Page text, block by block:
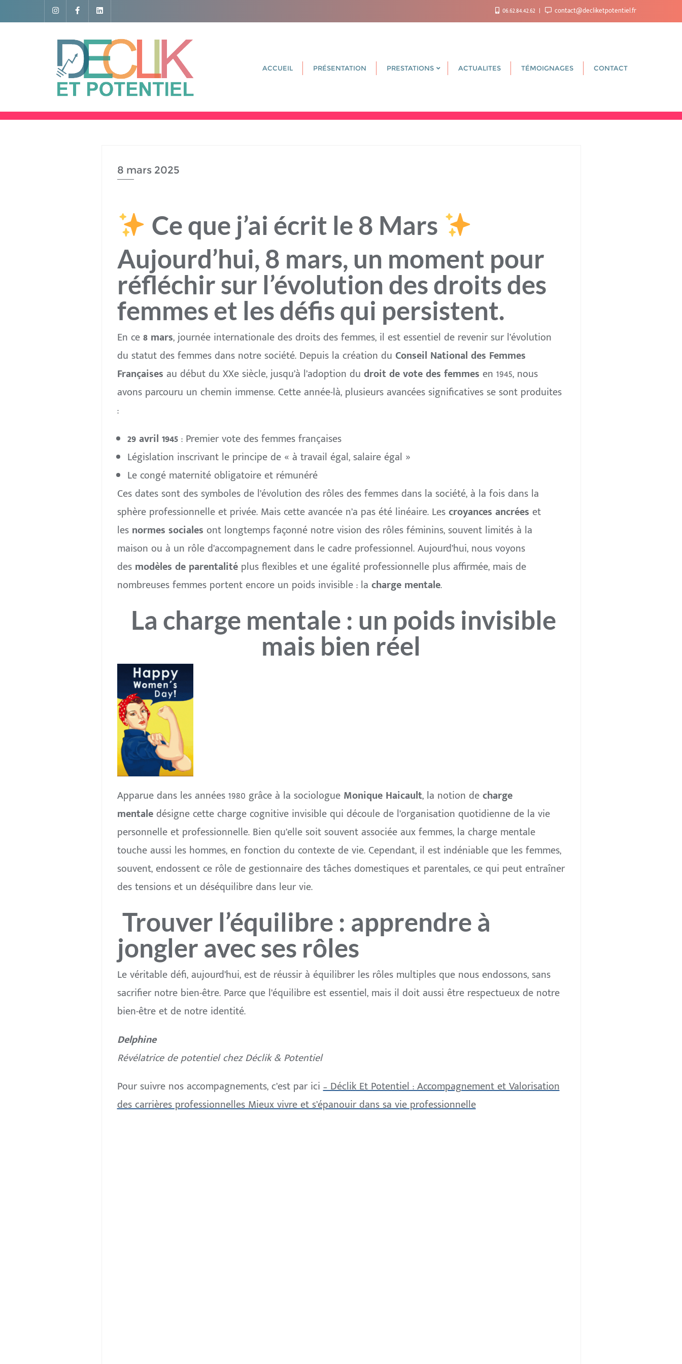
06.62.84.42.62 contact@decliketpotentiel.fr
ACCUEIL PRÉSENTATION PRESTATIONS ACTUALITES TÉMOIGNAGES CONTACT
8 mars 2025
Ce que j’ai écrit le 8 Mars
Aujourd’hui, 8 mars, un moment pour
réfléchir sur l’évolution des droits des
femmes et les défis qui persistent.
En ce8 mars, journée internationale des droits des femmes, il est essentiel de revenir sur l’évolution
du statut des femmes dans notre société. Depuis la création du Conseil National des Femmes
Françaises au début du XXe siècle, jusqu’à l’adoption du droit de vote des femmes en 1945, nous
avons parcouru un chemin immense. Cette année-là, plusieurs avancées significatives se sont produites
:
29 avril 1945: Premier vote des femmes françaises
Législation inscrivant le principe de « à travail égal, salaire égal »
Le congé maternité obligatoire et rémunéré
Ces dates sont des symboles de l’évolution des rôles des femmes dans la société, à la fois dans la
sphère professionnelle et privée. Mais cette avancée n’a pas été linéaire. Lescroyances ancrées et
les normes sociales ont longtemps façonné notre vision des rôles féminins, souvent limités à la
maison ou à un rôle d’accompagnement dans le cadre professionnel. Aujourd’hui, nous voyons
des modèles de parentalitéplus flexibles et une égalité professionnelle plus affirmée, mais de
nombreuses femmes portent encore un poids invisible : la charge mentale.
La charge mentale : un poids invisible
mais bien réel
Apparue dans les années 1980 grâce à la sociologue Monique Haicault, la notion decharge
mentaledésigne cette charge cognitive invisible qui découle de l’organisation quotidienne de la vie
personnelle et professionnelle. Bien qu’elle soit souvent associée aux femmes, la charge mentale
touche aussi les hommes, en fonction du contexte de vie. Cependant, il est indéniable que les femmes,
souvent, endossent ce rôle de gestionnaire des tâches domestiques et parentales, ce qui peut entraîner
des tensions et un déséquilibre dans leur vie.
Trouver l’équilibre : apprendre à
jongler avec ses rôles
Le véritable défi, aujourd’hui, est de réussir à équilibrer les rôles multiples que nous endossons, sans
sacrifier notre bien-être. Parce que l’équilibre est essentiel, mais il doit aussi être respectueux de notre
bien-être et de notre identité.
Delphine
Révélatrice de potentiel chez Déclik & Potentiel
Pour suivre nos accompagnements, c’est par ici– Déclik Et Potentiel : Accompagnement et Valorisation
des carrières professionnelles Mieux vivre et s’épanouir dans sa vie professionnelle